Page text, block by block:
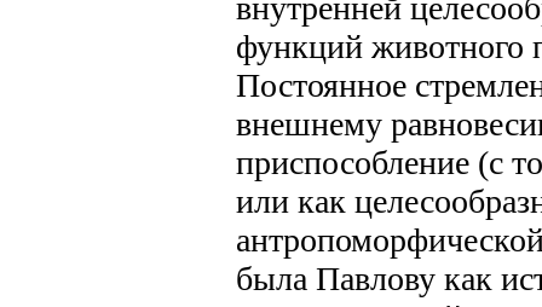
внутренней
функций животного
Постоянное
внешнему
приспособление (с
или как
была Павлову как